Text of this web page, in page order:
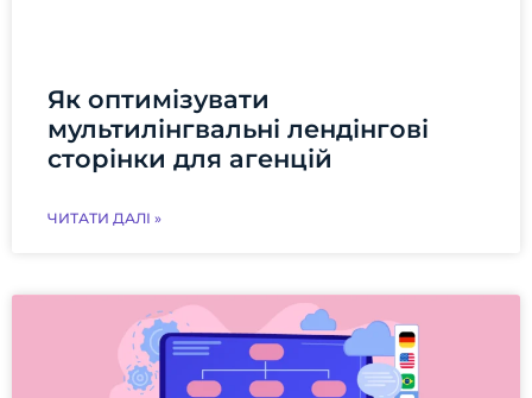
Як оптимізувати
мультилінгвальні лендінгові
сторінки для агенцій
ЧИТАТИ ДАЛІ »